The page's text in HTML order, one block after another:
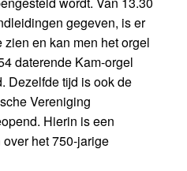
gegeven, is er
en kan men het orgel
daterende Kam-orgel
Dezelfde tijd is ook de
Vereniging
Hierin is een
het 750-jarige